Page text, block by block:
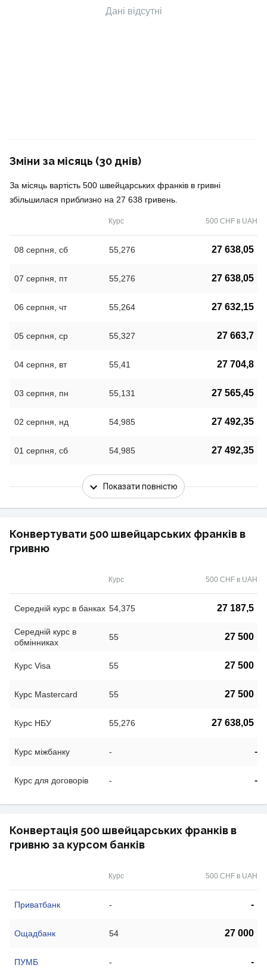
Дані відсутні
Зміни за місяць (30 днів)
За місяць вартість 500 швейцарських франків в гривні
збільшилася приблизно на 27 638 гривень.
Курс 500 CHF в UAH
08 серпня, сб 55,276 27 638,05
07 серпня, пт 55,276 27 638,05
06 серпня, чт 55,264 27 632,15
05 серпня, ср 55,327 27 663,7
04 серпня, вт 55,41 27 704,8
03 серпня, пн 55,131 27 565,45
02 серпня, нд 54,985 27 492,35
01 серпня, сб 54,985 27 492,35
Показати повністю
Конвертувати 500 швейцарських франків в
гривню
Курс 500 CHF в UAH
Середній курс в банках 54,375 27 187,5
Середній курс в
обмінниках
55 27 500
Курс Visa 55 27 500
Курс Mastercard 55 27 500
Курс НБУ 55,276 27 638,05
Курс міжбанку - -
Курс для договорів - -
Конвертація 500 швейцарських франків в
гривню за курсом банків
Курс 500 CHF в UAH
Приватбанк - -
Ощадбанк 54 27 000
ПУМБ - -